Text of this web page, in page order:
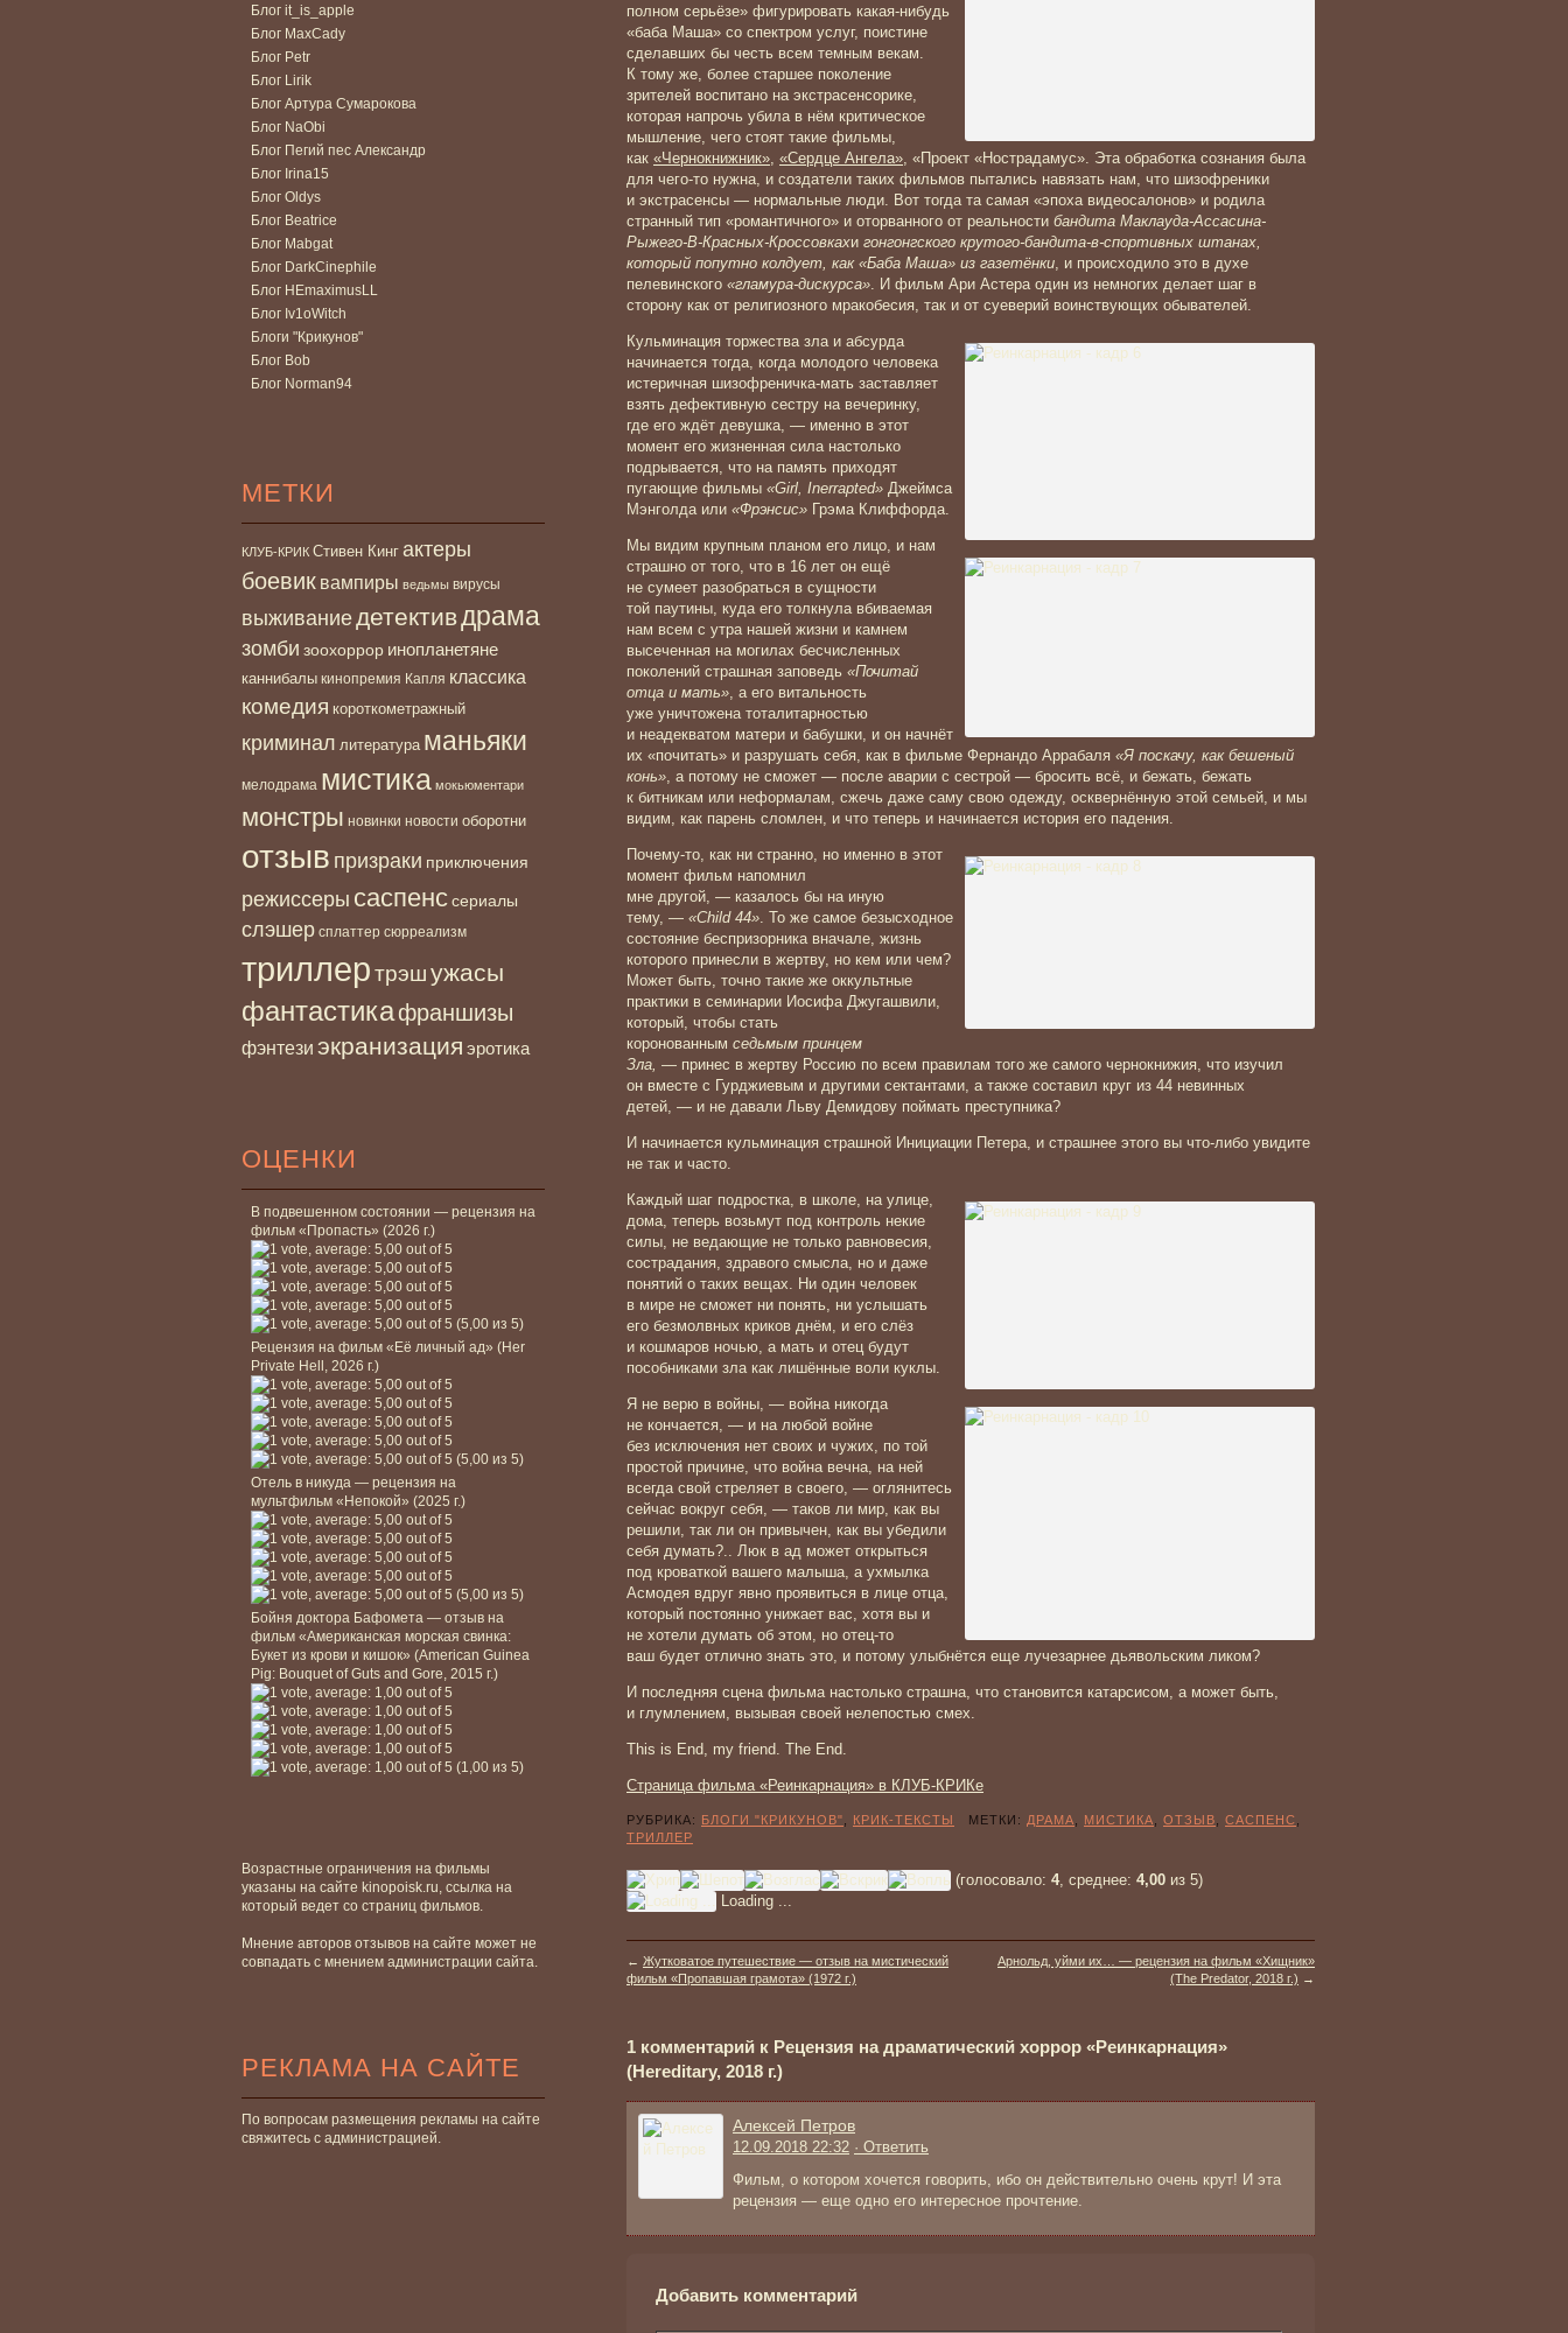
Блог it_is_apple
Блог MaxCady
Блог Petr
Блог Lirik
Блог Артура Сумарокова
Блог NaObi
Блог Пегий пес Александр
Блог Irina15
Блог Oldys
Блог Beatrice
Блог Mabgat
Блог DarkCinephile
Блог HEmaximusLL
Блог Iv1oWitch
Блоги "Крикунов"
Блог Bob
Блог Norman94
МЕТКИ
КЛУБ-КРИК Стивен Кинг актеры
боевик вампиры ведьмы вирусы
выживаниедетективдрама
зомби зоохоррор инопланетяне
каннибалы кинопремия Капля классика
комедия короткометражный
криминал литература маньяки
мелодрама мистика мокьюментари
монстры новинки новости оборотни
отзыв призраки приключения
режиссеры саспенссериалы
слэшер сплаттер сюрреализм
триллертрэшужасы
фантастикафраншизы
фэнтези экранизация эротика
ОЦЕНКИ
В подвешенном состоянии — рецензия на
фильм «Пропасть» (2026 г.)
(5,00 из 5)
Рецензия на фильм «Её личный ад» (Her
Private Hell, 2026 г.)
(5,00 из 5)
Отель в никуда — рецензия на
мультфильм «Непокой» (2025 г.)
(5,00 из 5)
Бойня доктора Бафомета — отзыв на
фильм «Американская морская свинка:
Букет из крови и кишок» (American Guinea
Pig: Bouquet of Guts and Gore, 2015 г.)
(1,00 из 5)
Возрастные ограничения на фильмы
указаны на сайте kinopoisk.ru, ссылка на
который ведет со страниц фильмов.
Мнение авторов отзывов на сайте может не
совпадать с мнением администрации сайта.
РЕКЛАМА НА САЙТЕ
По вопросам размещения рекламы на сайте
свяжитесь с администрацией.
полном серьёзе» фигурировать какая-нибудь
«баба Маша» со спектром услуг, поистине
сделавших бы честь всем темным векам.
К тому же, более старшее поколение
зрителей воспитано на экстрасенсорике,
которая напрочь убила в нём критическое
мышление, чего стоят такие фильмы,
как «Чернокнижник», «Сердце Ангела», «Проект «Нострадамус». Эта обработка сознания была
для чего-то нужна, и создатели таких фильмов пытались навязать нам, что шизофреники
и экстрасенсы — нормальные люди. Вот тогда та самая «эпоха видеосалонов» и родила
странный тип «романтичного» и оторванного от реальности бандита Маклауда-Ассасина-
Рыжего-В-Красных-Кроссовкахи гонгонгского крутого-бандита-в-спортивных штанах,
который попутно колдует, как «Баба Маша» из газетёнки, и происходило это в духе
пелевинского «гламура-дискурса». И фильм Ари Астера один из немногих делает шаг в
сторону как от религиозного мракобесия, так и от суеверий воинствующих обывателей.
Кульминация торжества зла и абсурда
начинается тогда, когда молодого человека
истеричная шизофреничка-мать заставляет
взять дефективную сестру на вечеринку,
где его ждёт девушка, — именно в этот
момент его жизненная сила настолько
подрывается, что на память приходят
пугающие фильмы «Girl, Inerrapted» Джеймса
Мэнголда или «Фрэнсис» Грэма Клиффорда.
Мы видим крупным планом его лицо, и нам
страшно от того, что в 16 лет он ещё
не сумеет разобраться в сущности
той паутины, куда его толкнула вбиваемая
нам всем с утра нашей жизни и камнем
высеченная на могилах бесчисленных
поколений страшная заповедь «Почитай
отца и мать», а его витальность
уже уничтожена тоталитарностью
и неадекватом матери и бабушки, и он начнёт
их «почитать» и разрушать себя, как в фильме Фернандо Аррабаля «Я поскачу, как бешеный
конь», а потому не сможет — после аварии с сестрой — бросить всё, и бежать, бежать
к битникам или неформалам, сжечь даже саму свою одежду, осквернённую этой семьей, и мы
видим, как парень сломлен, и что теперь и начинается история его падения.
Почему-то, как ни странно, но именно в этот
момент фильм напомнил
мне другой, — казалось бы на иную
тему, — «Child 44». То же самое безысходное
состояние беспризорника вначале, жизнь
которого принесли в жертву, но кем или чем?
Может быть, точно такие же оккультные
практики в семинарии Иосифа Джугашвили,
который, чтобы стать
коронованным седьмым принцем
Зла, — принес в жертву Россию по всем правилам того же самого чернокнижия, что изучил
он вместе с Гурджиевым и другими сектантами, а также составил круг из 44 невинных
детей, — и не давали Льву Демидову поймать преступника?
И начинается кульминация страшной Инициации Петера, и страшнее этого вы что-либо увидите
не так и часто.
Каждый шаг подростка, в школе, на улице,
дома, теперь возьмут под контроль некие
силы, не ведающие не только равновесия,
сострадания, здравого смысла, но и даже
понятий о таких вещах. Ни один человек
в мире не сможет ни понять, ни услышать
его безмолвных криков днём, и его слёз
и кошмаров ночью, а мать и отец будут
пособниками зла как лишённые воли куклы.
Я не верю в войны, — война никогда
не кончается, — и на любой войне
без исключения нет своих и чужих, по той
простой причине, что война вечна, на ней
всегда свой стреляет в своего, — оглянитесь
сейчас вокруг себя, — таков ли мир, как вы
решили, так ли он привычен, как вы убедили
себя думать?.. Люк в ад может открыться
под кроваткой вашего малыша, а ухмылка
Асмодея вдруг явно проявиться в лице отца,
который постоянно унижает вас, хотя вы и
не хотели думать об этом, но отец-то
ваш будет отлично знать это, и потому улыбнётся еще лучезарнее дьявольским ликом?
И последняя сцена фильма настолько страшна, что становится катарсисом, а может быть,
и глумлением, вызывая своей нелепостью смех.
This is End, my friend. The End.
Страница фильма «Реинкарнация» в КЛУБ-КРИКе
РУБРИКА: БЛОГИ "КРИКУНОВ" КРИК-ТЕКСТЫ МЕТКИ: ДРАМА МИСТИКА ОТЗЫВ САСПЕНС
ТРИЛЛЕР
(голосовало: 4, среднее: 4,00 из 5)
Loading ...
← Жутковатое путешествие — отзыв на мистический
фильм «Пропавшая грамота» (1972 г.)
Арнольд, уйми их… — рецензия на фильм «Хищник»
(The Predator, 2018 г.) →
1 комментарий к Рецензия на драматический хоррор «Реинкарнация»
(Hereditary, 2018 г.)
Алексей Петров
12.09.2018 22:32 · Ответить
Фильм, о котором хочется говорить, ибо он действительно очень крут! И эта
рецензия — еще одно его интересное прочтение.
Добавить комментарий